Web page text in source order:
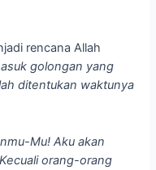
rencana Allah
golongan yang
ditentukan waktunya
Mu! Aku akan
orang-orang